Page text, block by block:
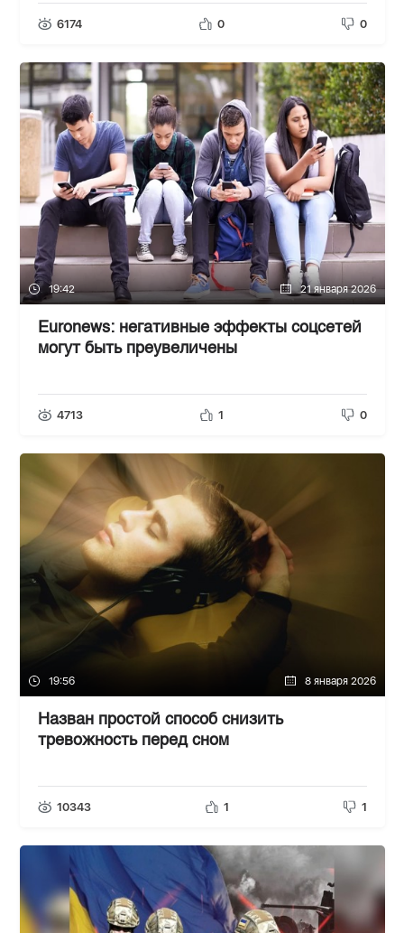
6174 0 0
19:42 21 января 2026
Euronews: негативные эффекты соцсетей
могут быть преувеличены
4713 1 0
19:56 8 января 2026
Назван простой способ снизить
тревожность перед сном
10343 1 1